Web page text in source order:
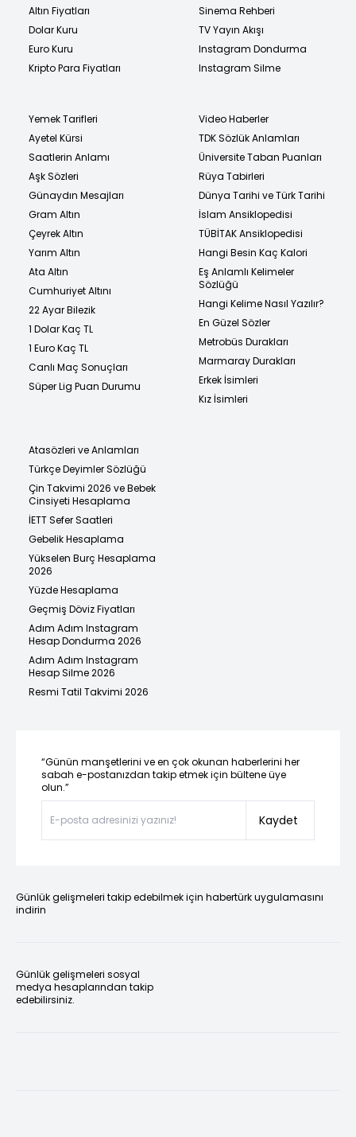
Altın Fiyatları
Dolar Kuru
Euro Kuru
Kripto Para Fiyatları
Sinema Rehberi
TV Yayın Akışı
Instagram Dondurma
Instagram Silme
Yemek Tarifleri
Ayetel Kürsi
Saatlerin Anlamı
Aşk Sözleri
Günaydın Mesajları
Gram Altın
Çeyrek Altın
Yarım Altın
Ata Altın
Cumhuriyet Altını
22 Ayar Bilezik
1 Dolar Kaç TL
1 Euro Kaç TL
Canlı Maç Sonuçları
Süper Lig Puan Durumu
Video Haberler
TDK Sözlük Anlamları
Üniversite Taban Puanları
Rüya Tabirleri
Dünya Tarihi ve Türk Tarihi
İslam Ansiklopedisi
TÜBİTAK Ansiklopedisi
Hangi Besin Kaç Kalori
Eş Anlamlı Kelimeler
Sözlüğü
Hangi Kelime Nasıl Yazılır?
En Güzel Sözler
Metrobüs Durakları
Marmaray Durakları
Erkek İsimleri
Kız İsimleri
Atasözleri ve Anlamları
Türkçe Deyimler Sözlüğü
Çin Takvimi 2026 ve Bebek
Cinsiyeti Hesaplama
İETT Sefer Saatleri
Gebelik Hesaplama
Yükselen Burç Hesaplama
2026
Yüzde Hesaplama
Geçmiş Döviz Fiyatları
Adım Adım Instagram
Hesap Dondurma 2026
Adım Adım Instagram
Hesap Silme 2026
Resmi Tatil Takvimi 2026
“Günün manşetlerini ve en çok okunan haberlerini her
sabah e-postanızdan takip etmek için bültene üye
olun.”
Kaydet
Günlük gelişmeleri takip edebilmek için habertürk uygulamasını
indirin
Günlük gelişmeleri sosyal
medya hesaplarından takip
edebilirsiniz.